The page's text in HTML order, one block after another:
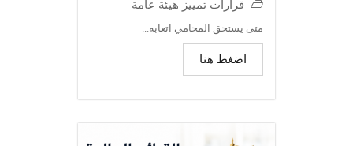
قرارات تمييز هيئة عامة
متى يستحق المحامي اتعابه...
اضغط هنا